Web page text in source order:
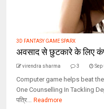
3D FANTASY GAME SPARX
अवसाद से छुटकारे के लिए
virendra sharma 3
Computer game helps beat
One Counselling In Tackling
पत्रि... Readmore